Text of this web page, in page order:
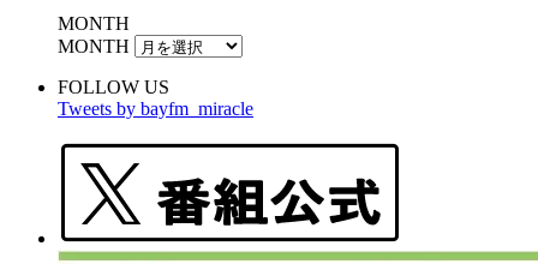
MONTH
MONTH
FOLLOW US
Tweets by bayfm_miracle